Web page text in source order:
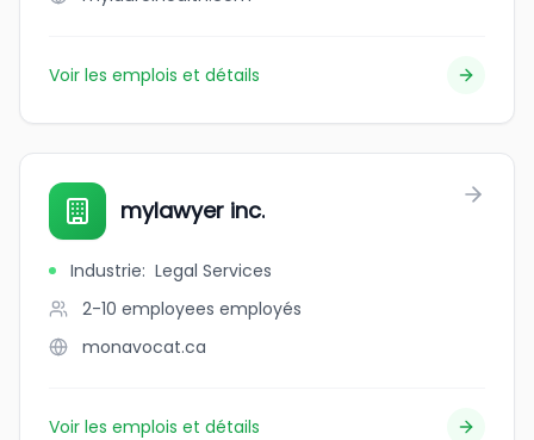
Voir les emplois et détails
mylawyer inc.
Industrie: Legal Services
2-10 employees employés
monavocat.ca
Voir les emplois et détails